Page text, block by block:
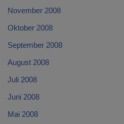
November 2008
Oktober 2008
September 2008
August 2008
Juli 2008
Juni 2008
Mai 2008